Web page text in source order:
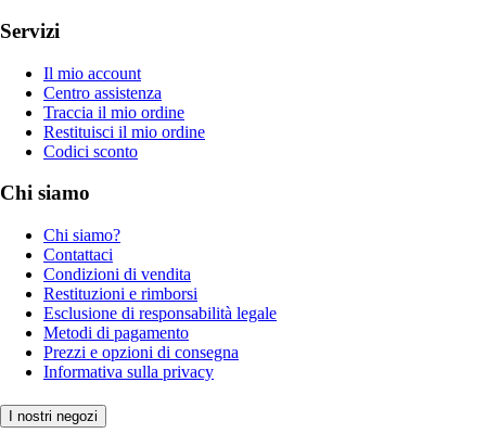
Servizi
Il mio account
Centro assistenza
Traccia il mio ordine
Restituisci il mio ordine
Codici sconto
Chi siamo
Chi siamo?
Contattaci
Condizioni di vendita
Restituzioni e rimborsi
Esclusione di responsabilità legale
Metodi di pagamento
Prezzi e opzioni di consegna
Informativa sulla privacy
I nostri negozi